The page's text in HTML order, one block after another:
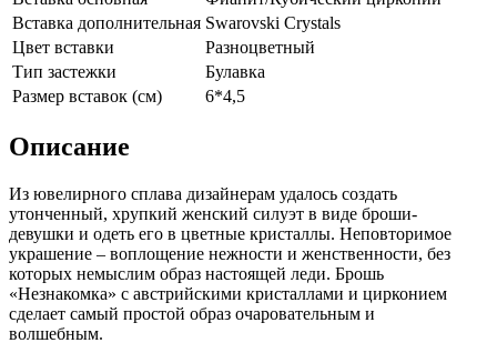
Вставка дополнительная Swarovski Crystals
Цвет вставки
Разноцветный
Тип застежки
Булавка
Размер вставок (см)
6*4,5
Описание
Из ювелирного сплава дизайнерам удалось создать
утонченный, хрупкий женский силуэт в виде броши-
девушки и одеть его в цветные кристаллы. Неповторимое
украшение – воплощение нежности и женственности, без
которых немыслим образ настоящей леди. Брошь
«Незнакомка» с австрийскими кристаллами и цирконием
сделает самый простой образ очаровательным и
волшебным.